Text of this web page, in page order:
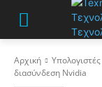
Αρχική Υπολογιστές
διασύνδεση Nvidia